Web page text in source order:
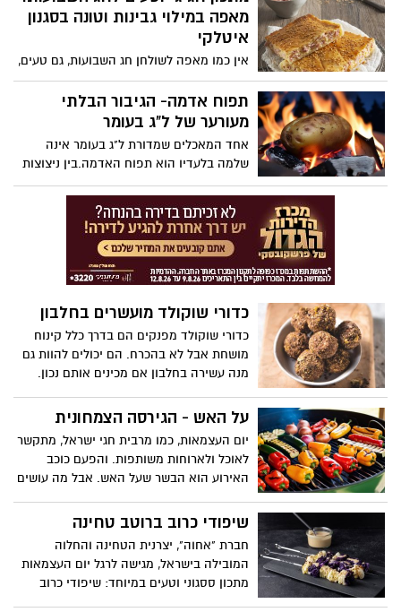
החג מאשר מאפין גבינות עשיר, נימוח בפנים
וזהוב מבחוץ? בחג השבועות הזה, יהונתן
גלעדי, השף של חברת ישרקו מקבוצת טיב
טעם, מנדב מתכון שיגנוב את ההצגה בשולחן
שמרגיש כמו פינוק של ממש. קל להכנה,
מרשים בהגשה, ומתחסל תוך רגע.
מאפה במילוי גבינות וטונה בסגנון
איטלקי
אין כמו מאפה לשולחן חג השבועות, גם טעים,
יפה, חגיגי ומשתלב עם הכול. מותג הטונה
המוביל ריו מרה מציע מתכון קל להכנת מאפה
בורקס במילוי גבינות וטונה, בסגנון איטלקי.
תפוח אדמה- הגיבור הבלתי
מעורער של ל"ג בעומר
אחד המאכלים שמדורת ל"ג בעומר אינה
שלמה בלעדיו הוא תפוח האדמה.בין ניצוצות
האש לריח העשן במדורה ענבל כץ פרידלנדר
דיאטנית בכללית מחוז מרכז עושה סדר
ומסבירה מהם הערכים התזונתיים האמיתיים
של תפוח האדמה ואיך מומלץ לאכול אותו
בצורה חכמה ומאוזנת
כדורי שוקולד מועשרים בחלבון
כדורי שוקולד מפנקים הם בדרך כלל קינוח
מושחת אבל לא בהכרח. הם יכולים להוות גם
מנה עשירה בחלבון אם מכינים אותם נכון.
משקה המהווה תחליף לארוחה שלמה, חברת
בריאים המועשרים בחלבון:
על האש - הגירסה הצמחונית
יום העצמאות, כמו מרבית חגי ישראל, מתקשר
לאוכל ולארוחות משותפות. והפעם כוכב
האירוע הוא הבשר שעל האש. אבל מה עושים
פרידלנדר הדיאטנית המחוזית של כללית
ובריאות לחגוג את יום העצמאות – גם בלי
בשר על הגריל
שיפודי כרוב ברוטב טחינה
חברת "אחוה", יצרנית הטחינה והחלוה
המובילה בישראל, מגישה לרגל יום העצמאות
מתכון ססגוני וטעים במיוחד: שיפודי כרוב